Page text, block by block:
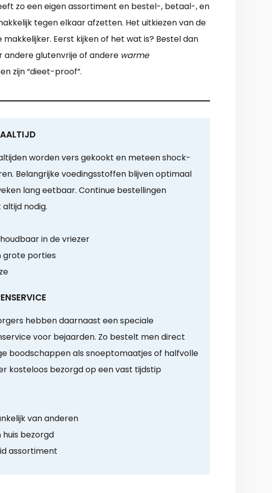
zo een eigen assortiment en bestel-, betaal-, en
tegen elkaar afzetten. Het uitkiezen van de
Eerst kijken of het wat is? Bestel dan
andere glutenvrije of andere warme
zijn “dieet-proof”.
worden vers gekookt en meteen shock-
Belangrijke voedingsstoffen blijven optimaal
lang eetbaar. Continue bestellingen
nodig.
in de vriezer
grote porties
hebben daarnaast een speciale
voor bejaarden. Zo bestelt men direct
boodschappen als snoeptomaatjes of halfvolle
kosteloos bezorgd op een vast tijdstip
van anderen
huis bezorgd
assortiment